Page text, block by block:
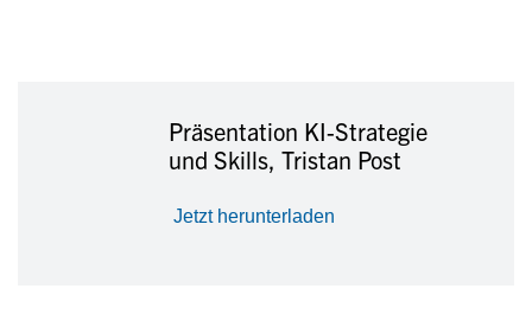
Präsentation KI-Strategie
und Skills, Tristan Post
Jetzt herunterladen